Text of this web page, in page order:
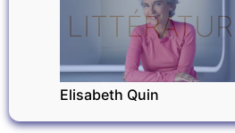
Elisabeth Quin